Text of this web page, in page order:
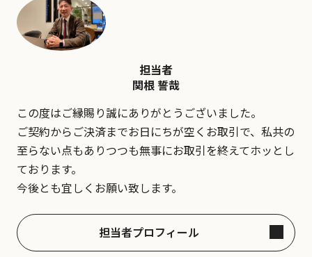
担当者
関根 誓哉
この度はご縁賜り誠にありがとうございました。
ご契約からご決済までお日にちが空くお取引で、私共の
至らない点もありつつも無事にお取引を終えてホッとし
ております。
今後とも宜しくお願い致します。
担当者プロフィール